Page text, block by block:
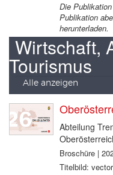
Die
Publikation
herunterladen.
Wirtschaft,
Tourismus
Alle anzeigen
Abteilung
Broschüre |
Titelbild: